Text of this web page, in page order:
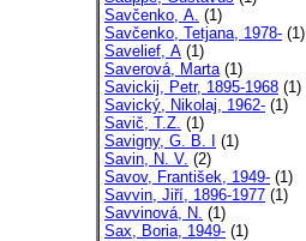
Savčenko, A. (1)
Savčenko, Tetjana, 1978- (1)
Savelief, A (1)
Saverová, Marta(1)
Savickij, Petr, 1895-1968 (1)
Savický, Nikolaj, 1962- (1)
Savič, T.Z. (1)
Savigny, G. B. I
(1)
Savin, N. V. (2)
Savov, František, 1949- (1)
Savvin, Jiří, 1896-1977 (1)
Savvinová, N. (1)
Sax, Boria, 1949- (1)